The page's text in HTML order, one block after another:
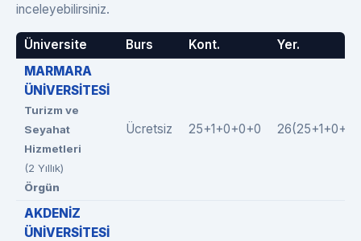
inceleyebilirsiniz.
Üniversite Burs Kont.
Yer.
MARMARA
ÜNİVERSİTESİ
Turizm ve
Seyahat
Hizmetleri
(2 Yıllık)
Örgün
Ücretsiz 25+1+0+0+0
AKDENİZ
ÜNİVERSİTESİ